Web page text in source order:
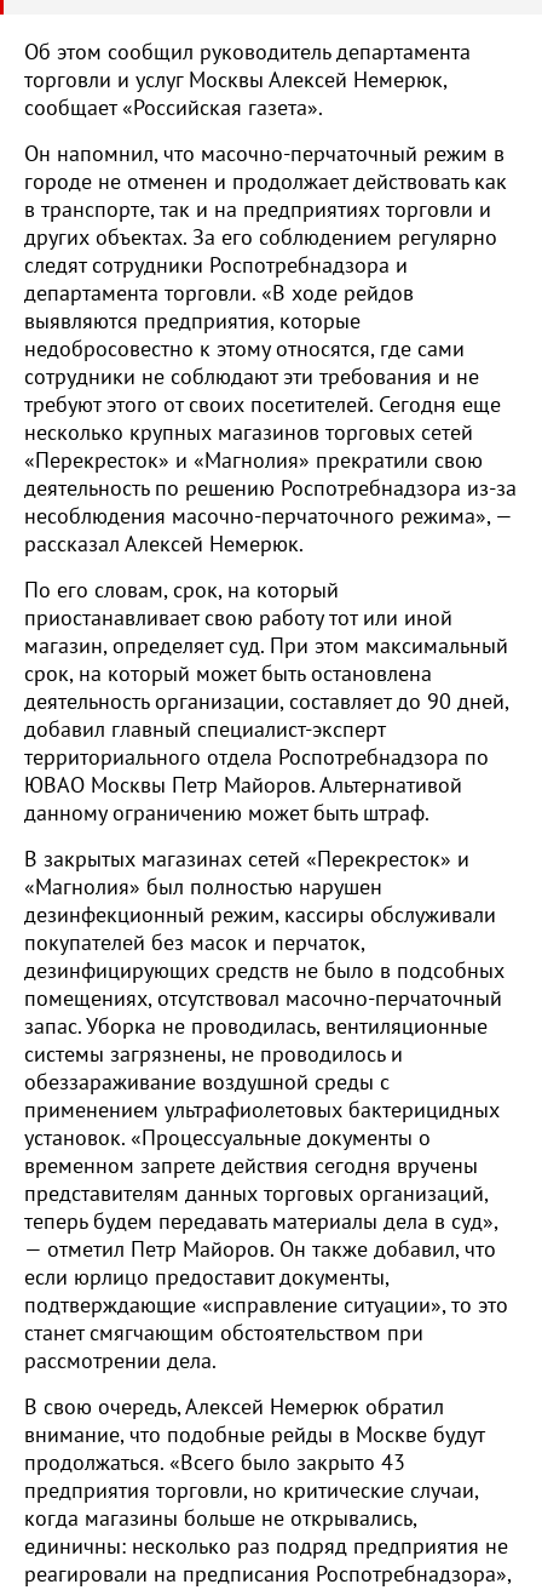
Об этом сообщил руководитель департамента
торговли и услуг Москвы Алексей Немерюк,
сообщает «Российская газета».
Он напомнил, что масочно-перчаточный режим в
городе не отменен и продолжает действовать как
в транспорте, так и на предприятиях торговли и
других объектах. За его соблюдением регулярно
следят сотрудники Роспотребнадзора и
департамента торговли. «В ходе рейдов
выявляются предприятия, которые
недобросовестно к этому относятся, где сами
сотрудники не соблюдают эти требования и не
требуют этого от своих посетителей. Сегодня еще
несколько крупных магазинов торговых сетей
«Перекресток» и «Магнолия» прекратили свою
деятельность по решению Роспотребнадзора из-за
несоблюдения масочно-перчаточного режима», —
рассказал Алексей Немерюк.
По его словам, срок, на который
приостанавливает свою работу тот или иной
магазин, определяет суд. При этом максимальный
срок, на который может быть остановлена
деятельность организации, составляет до 90 дней,
добавил главный специалист-эксперт
территориального отдела Роспотребнадзора по
ЮВАО Москвы Петр Майоров. Альтернативой
данному ограничению может быть штраф.
В закрытых магазинах сетей «Перекресток» и
«Магнолия» был полностью нарушен
дезинфекционный режим, кассиры обслуживали
покупателей без масок и перчаток,
дезинфицирующих средств не было в подсобных
помещениях, отсутствовал масочно-перчаточный
запас. Уборка не проводилась, вентиляционные
системы загрязнены, не проводилось и
обеззараживание воздушной среды с
применением ультрафиолетовых бактерицидных
установок. «Процессуальные документы о
временном запрете действия сегодня вручены
представителям данных торговых организаций,
теперь будем передавать материалы дела в суд»,
— отметил Петр Майоров. Он также добавил, что
если юрлицо предоставит документы,
подтверждающие «исправление ситуации», то это
станет смягчающим обстоятельством при
рассмотрении дела.
В свою очередь, Алексей Немерюк обратил
внимание, что подобные рейды в Москве будут
продолжаться. «Всего было закрыто 43
предприятия торговли, но критические случаи,
когда магазины больше не открывались,
единичны: несколько раз подряд предприятия не
реагировали на предписания Роспотребнадзора»,